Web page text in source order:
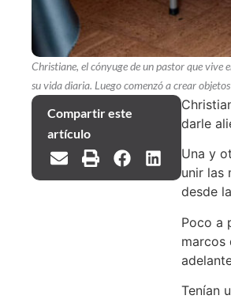
Christiane, el cónyuge de un pastor que vive
su vida diaria. Luego comenzó a crear
Compartir este
artículo
darle
Una y
unir las
desde
Poco a
marcos
Tenían